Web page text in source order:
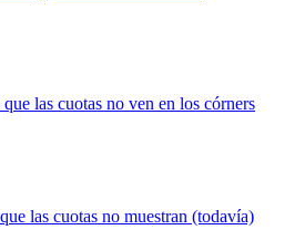
las cuotas no ven en los córners
las cuotas no muestran (todavía)